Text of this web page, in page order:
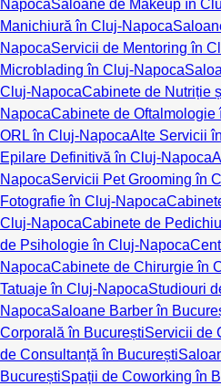
NapocaSaloane de Makeup în
Manichiură în Cluj-Napoca
NapocaServicii de Mentoring în
Microblading în Cluj-Napoca
Cluj-NapocaCabinete de Nutriție
NapocaCabinete de Oftalmologie
ORL în Cluj-NapocaAlte Servicii
Epilare Definitivă în Cluj-Napoca
NapocaServicii Pet Grooming în
Fotografie în Cluj-Napoca
Cluj-NapocaCabinete de
de Psihologie în Cluj-Napoca
NapocaCabinete de Chirurgie în
Tatuaje în Cluj-NapocaStudiouri
NapocaSaloane Barber în
Corporală în BucureștiServicii de
de Consultanță în București
BucureștiSpații de Coworking în